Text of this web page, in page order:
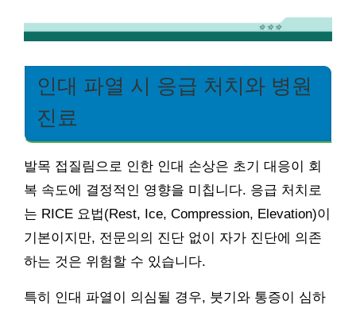
인대 파열 시 응급 처치와 병원
진료
발목 접질림으로 인한 인대 손상은 초기 대응이 회
복 속도에 결정적인 영향을 미칩니다. 응급 처치로
는 RICE 요법(Rest, Ice, Compression, Elevation)이
기본이지만, 전문의의 진단 없이 자가 진단에 의존
하는 것은 위험할 수 있습니다.
특히 인대 파열이 의심될 경우, 붓기와 통증이 심하